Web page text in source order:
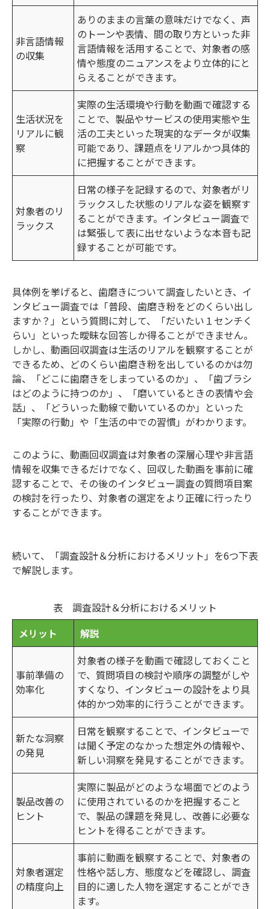
非言語情報
の収集
ありのままの言葉の意味だけでなく、声
のトーンや表情、間の取り方といった非
言語情報を活用することで、対象者の感
情や態度のニュアンスをより立体的にと
らえることができます。
生活状況を
リアルに観
察
実際の生活環境や行動を動画で確認する
ことで、製品やサービスの使用実態や生
活の工夫といった現実的なデータが収集
可能であり、課題点をリアルかつ具体的
に把握することができます。
対象者のリ
ラックス
日常の様子を記録するので、対象者がリ
ラックスした状態のリアルな姿を観察す
ることができます。インタビュー調査で
は緊張して表に出せないような本音も記
録することが可能です。
具体例を挙げると、歯磨きについて調査したいとき、イ
ンタビュー調査では「普段、歯磨き粉をどのくらい出し
ますか？」という質問に対して、「だいたい１センチく
らい」といった曖昧な回答しか得ることができません。
しかし、動画回収調査は生活のリアルを観察することが
できるため、どのくらい歯磨き粉を出しているのかは勿
論、「どこに歯磨きをしまっているのか」、「歯ブラシ
はどのように持つのか」、「磨いているときの表情や会
話」、「どういった動線で動いているのか」といった
「実際の行動」や「生活の中での習慣」がわかります。
このように、動画回収調査は対象者の深層心理や非言語
情報を収集できるだけでなく、回収した動画を事前に確
認することで、その後のインタビュー調査の質問項目案
の検討を行ったり、対象者の選定をより正確に行ったり
することができます。
続いて、「調査設計＆分析におけるメリット」を6つ下表
で解説します。
表 調査設計＆分析におけるメリット
メリット
解説
事前準備の
効率化
対象者の様子を動画で確認しておくこと
で、質問項目の検討や順序の調整がしや
すくなり、インタビューの設計をより具
体的かつ効率的に行うことができます。
新たな洞察
の発見
日常を観察することで、インタビューで
は聞く予定のなかった想定外の情報や、
新しい洞察を発見することができます。
製品改善の
ヒント
実際に製品がどのような場面でどのよう
に使用されているのかを把握すること
で、製品の課題を発見し、改善に必要な
ヒントを得ることができます。
対象者選定
の精度向上
事前に動画を観察することで、対象者の
性格や話し方、態度などを確認し、調査
目的に適した人物を選定することができ
ます。